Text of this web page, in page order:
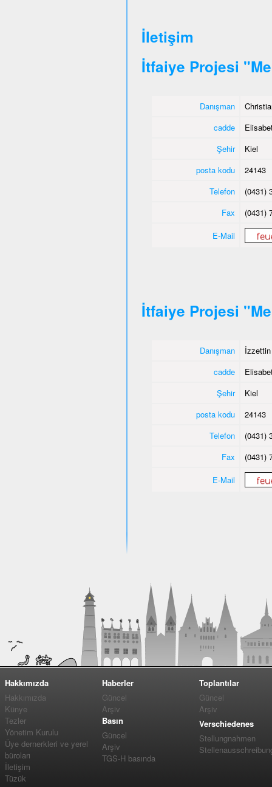
İletişim
İtfaiye Projesi
Danışman
cadde
Şehir
Kiel
posta kodu
24143
Telefon
(0431)
Fax
(0431)
E-Mail
İtfaiye Projesi
Danışman
cadde
Şehir
Kiel
posta kodu
24143
Telefon
(0431)
Fax
(0431)
E-Mail
Hakkımızda
Hakkımızda
Künye
Tezler
Yönetim Kurulu
Üye dernerkleri ve yerel
büroları
İletişim
Tüzük
Haberler
Güncel
Arşiv
Basın
Güncel
Arşiv
TGS-H basında
Toplantılar
Güncel
Arşiv
Verschiedenes
Stellungnahmen